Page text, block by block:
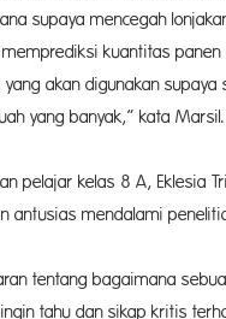
supaya mencegah
kuantitas panen
yang akan digunakan supaya
yang banyak,” kata Marsil.
pelajar kelas 8 A, Eklesia
antusias mendalami
tentang bagaimana
tahu dan sikap kritis